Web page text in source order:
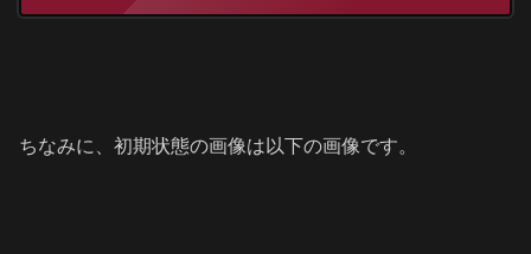
ちなみに、初期状態の画像は以下の画像です。